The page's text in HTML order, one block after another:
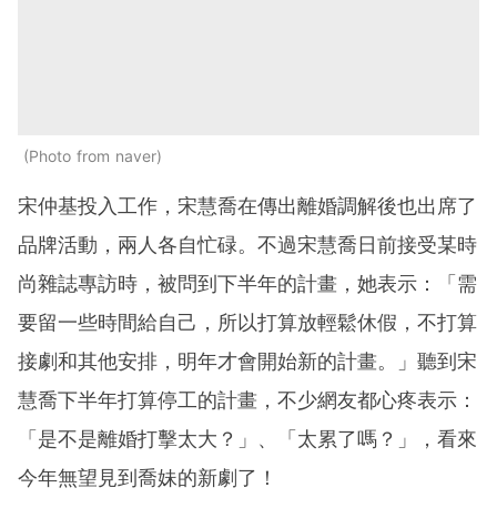
Photo from naver
宋仲基投入工作，宋慧喬在傳出離婚調解後也出席了
品牌活動，兩人各自忙碌。不過宋慧喬日前接受某時
尚雜誌專訪時，被問到下半年的計畫，她表示：「需
要留一些時間給自己，所以打算放輕鬆休假，不打算
接劇和其他安排，明年才會開始新的計畫。」聽到宋
慧喬下半年打算停工的計畫，不少網友都心疼表示：
「是不是離婚打擊太大？」、「太累了嗎？」，看來
今年無望見到喬妹的新劇了！